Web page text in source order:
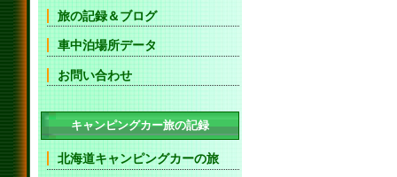
旅の記録＆ブログ
車中泊場所データ
お問い合わせ
キャンピングカー旅の記録
北海道キャンピングカーの旅